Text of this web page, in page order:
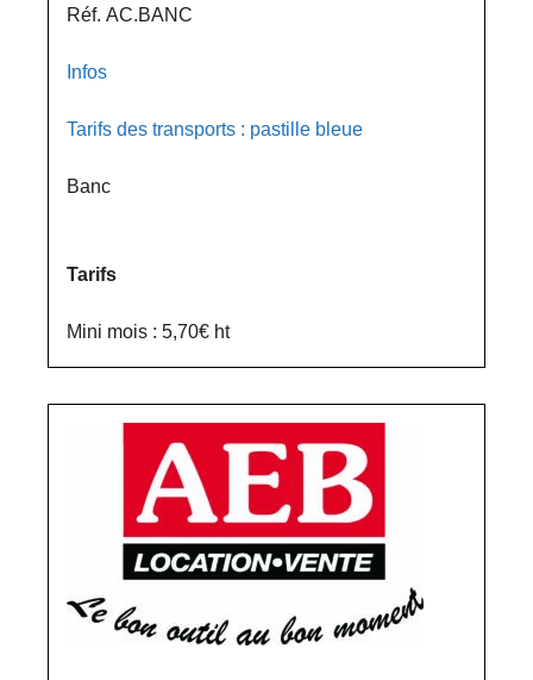
Réf. AC.BANC
Infos
Tarifs des transports : pastille bleue
Banc
Tarifs
Mini mois : 5,70€ ht